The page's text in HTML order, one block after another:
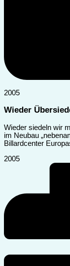
2005
Wieder
Wieder siedeln wir
im Neubau
Billardcenter
2005